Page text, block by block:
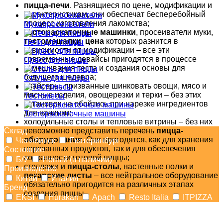
пицца-печи. Разнящиеся по цене, модификации и
характеристикам, они обеспечат бесперебойный
процесс изготовления лакомства;
тестораскаточные машинки, просеиватели муки,
тестомешалки, цена которых разнится в
зависимости от модификации – все эти
современные девайсы пригодятся в процессе
замешивания теста и создания основы для
будущего шедевра;
слайсеры, призванные шинковать овощи, мясо и
мясные изделия, овощерезки и терки – без этих
установок не обойтись при нарезке ингредиентов
для начинки;
холодильные столы и тепловые витрины – без них
невозможно представить перечень пицца-
оборудования. Они пригодятся, как для хранения
нарезанных продуктов, так и для обеспечения
сохранности готовой пиццы;
стеллажи и пицца-столы, настенные полки и
пекарские листы – все нейтральное оборудование
обязательно пригодится на различных этапах
создания пиццы.
Мукопросеиватели
Печи для пиццы
Пресс для пиццы
Столы для пиццы
Тестомесы
Тестораскаточные машины
Склад
Челябинск
Екатеринбург
Состояние
Б/У
Новый (в наличии)
Производство
Китай
Италия
Бренд
EKSI
Hurakan Apach Resto Italia
ITPIZZA